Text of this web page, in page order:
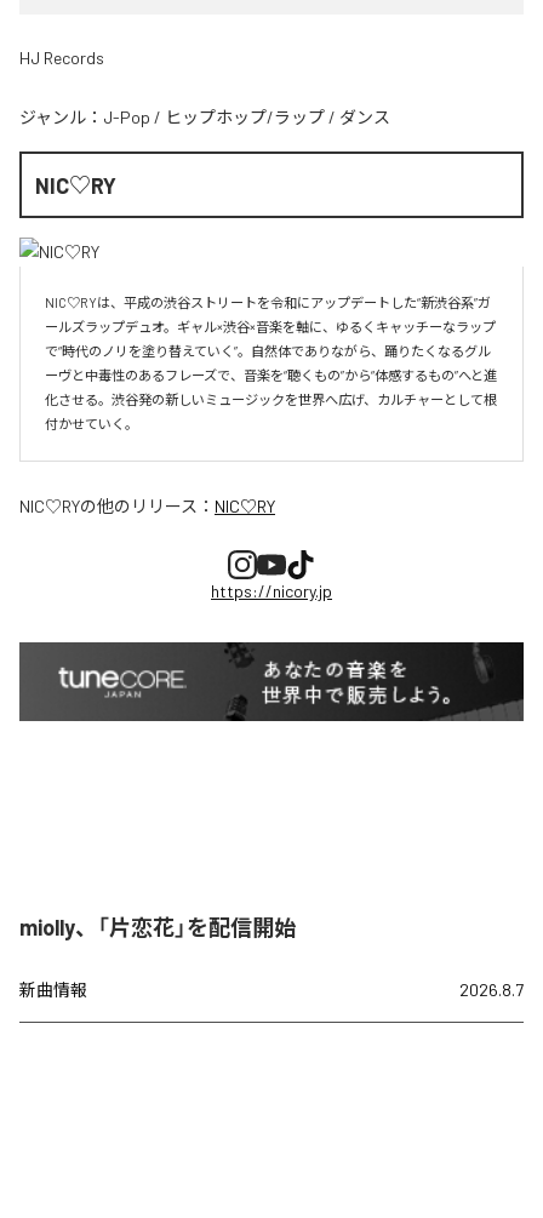
HJ Records
ジャンル： J-Pop / ヒップホップ/ラップ / ダンス
NIC♡RY
NIC♡RYは、平成の渋谷ストリートを令和にアップデートした“新渋谷系”ガ
ールズラップデュオ。ギャル×渋谷×音楽を軸に、ゆるくキャッチーなラップ
で“時代のノリを塗り替えていく”。自然体でありながら、踊りたくなるグル
ーヴと中毒性のあるフレーズで、音楽を“聴くもの”から“体感するもの”へと進
化させる。渋谷発の新しいミュージックを世界へ広げ、カルチャーとして根
付かせていく。
NIC♡RYの他のリリース： NIC♡RY
https://nicory.jp
miolly、「片恋花」を配信開始
新曲情報 2026.8.7